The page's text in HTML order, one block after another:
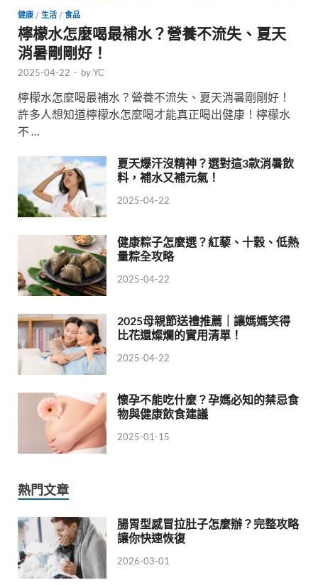
健康 / 生活 / 食品
檸檬水怎麼喝最補水？營養不流失、夏天
消暑剛剛好！
2025-04-22 - byYC
檸檬水怎麼喝最補水？營養不流失、夏天消暑剛剛好！
許多人想知道檸檬水怎麼喝才能真正喝出健康！檸檬水
不 …
夏天爆汗沒精神？選對這3款消暑飲
料，補水又補元氣！
2025-04-22
健康粽子怎麼選？紅藜、十穀、低熱
量粽全攻略
2025-04-22
2025母親節送禮推薦｜讓媽媽笑得
比花還燦爛的實用清單！
2025-04-22
懷孕不能吃什麼？孕媽必知的禁忌食
物與健康飲食建議
2025-01-15
熱門文章
腸胃型感冒拉肚子怎麼辦？完整攻略
讓你快速恢復
2026-03-01